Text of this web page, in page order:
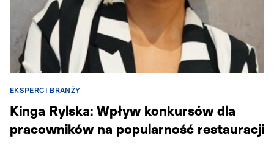
EKSPERCI BRANŻY
Kinga Rylska: Wpływ konkursów dla
pracowników na popularność restauracji